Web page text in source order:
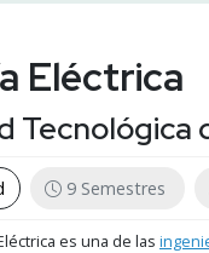
Eléctrica
Tecnológica
9 Semestres
es una de las